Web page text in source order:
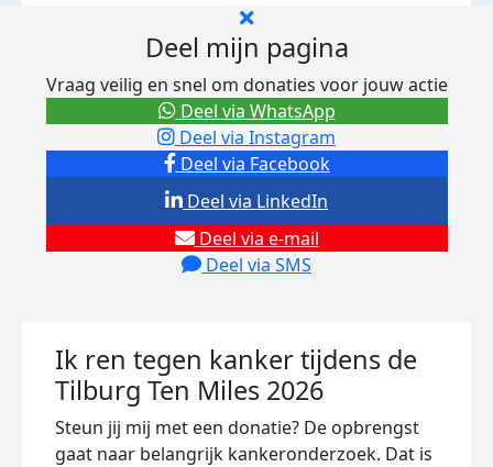
Deel mijn pagina
Vraag veilig en snel om donaties voor jouw actie
Deel via Facebook
Deel via Instagram
Deel via e-mail
Deel via SMS
Deel via LinkedIn
Deel via WhatsApp
Ik ren tegen kanker tijdens de
Tilburg Ten Miles 2026
Steun jij mij met een donatie? De opbrengst
gaat naar belangrijk kankeronderzoek. Dat is